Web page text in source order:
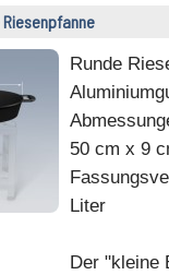
Runde
50 cm x 9
Liter
Der "kleine